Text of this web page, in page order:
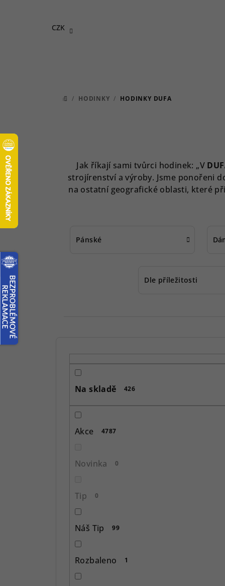
CZK
DOMŮ
/ HODINKY / HODINKY DUFA
Jak říkají sami tvůrci hodinek: „V
strojírenství a výroby. Jsme ponořeni
na ostatní geografické oblasti, které
Pánské
Dle příležitosti
Na skladě 426
Akce 4787
Novinka 0
Tip 0
Náš Tip 99
Rozbaleno 1